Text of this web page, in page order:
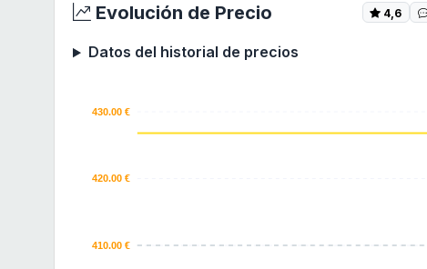
Evolución de Precio 4,6
Datos del historial de precios
430.00 €
420.00 €
410.00 €